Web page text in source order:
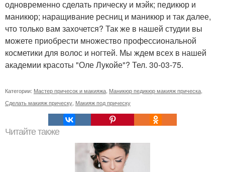
одновременно сделать прическу и мэйк; педикюр и
маникюр; наращивание ресниц и маникюр и так далее,
что только вам захочется? Так же в нашей студии вы
можете приобрести множество профессиональной
косметики для волос и ногтей. Мы ждем всех в нашей
академии красоты "Оле Лукойе"? Тел. 30-03-75.
Категории: Мастер причесок и макияжа Маникюр педикюр макияж прическа
Сделать макияж прическу Макияж под прическу
Читайте также